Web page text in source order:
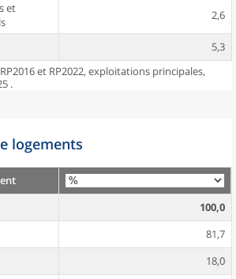
et
2,6
5,3
et RP2022, exploitations principales,
.
logements
100,0
81,7
18,0